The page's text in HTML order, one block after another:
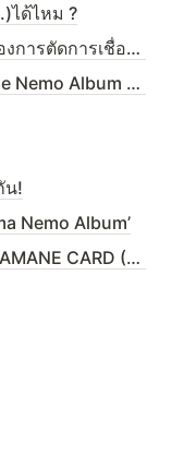
ได้ไหม ?
34. ต้องการลงทะเบียนอุปกรณ์ / ต้องการตัดการเชื่อมต่ออุปกรณ์
35. What is the silver card inside Nemo Album package?
น!
Nemo Album’
40. How to use the ‘NEMOZ x NAMANE CARD (TAG VIDEO) ’